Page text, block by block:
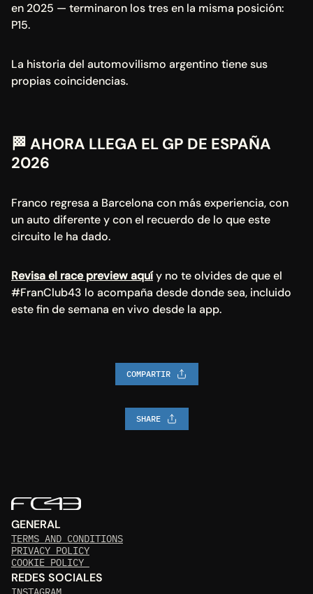
en 2025 — terminaron los tres en la misma posición:
P15.
La historia del automovilismo argentino tiene sus
propias coincidencias.
🏁 AHORA LLEGA EL GP DE ESPAÑA
2026
Franco regresa a Barcelona con más experiencia, con
un auto diferente y con el recuerdo de lo que este
circuito le ha dado.
Revisa el race preview aquí y no te olvides de que el
#FranClub43 lo acompaña desde donde sea, incluido
este fin de semana en vivo desde la app.
COMPARTIR
SHARE
GENERAL
TERMS AND CONDITIONS
PRIVACY POLICY
COOKIE POLICY
REDES SOCIALES